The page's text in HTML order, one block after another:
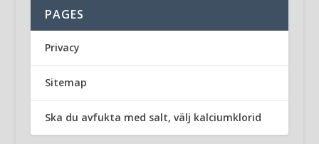
PAGES
Privacy
Sitemap
Ska du avfukta med salt, välj kalciumklorid